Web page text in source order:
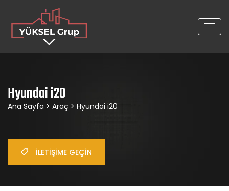
Hyundai i20
Ana Sayfa > Araç > Hyundai i20
İLETIŞIME GEÇIN